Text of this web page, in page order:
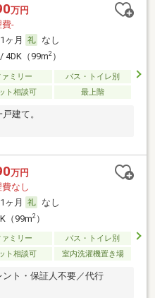
万円
費-
1ヶ月
なし
4DK（99m2）
ァミリー
バス・トイレ別
ト相談可 最上階
建て。
万円
なし
1ヶ月
なし
（99m2）
ァミリー
バス・トイレ別
ト相談可 室内洗濯機置き場
ト・保証人不要／代行